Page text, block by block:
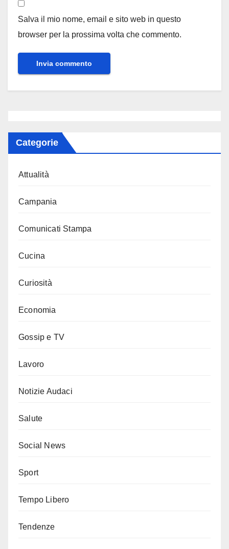
Salva il mio nome, email e sito web in questo
browser per la prossima volta che commento.
Categorie
Attualità
Campania
Comunicati Stampa
Cucina
Curiosità
Economia
Gossip e TV
Lavoro
Notizie Audaci
Salute
Social News
Sport
Tempo Libero
Tendenze